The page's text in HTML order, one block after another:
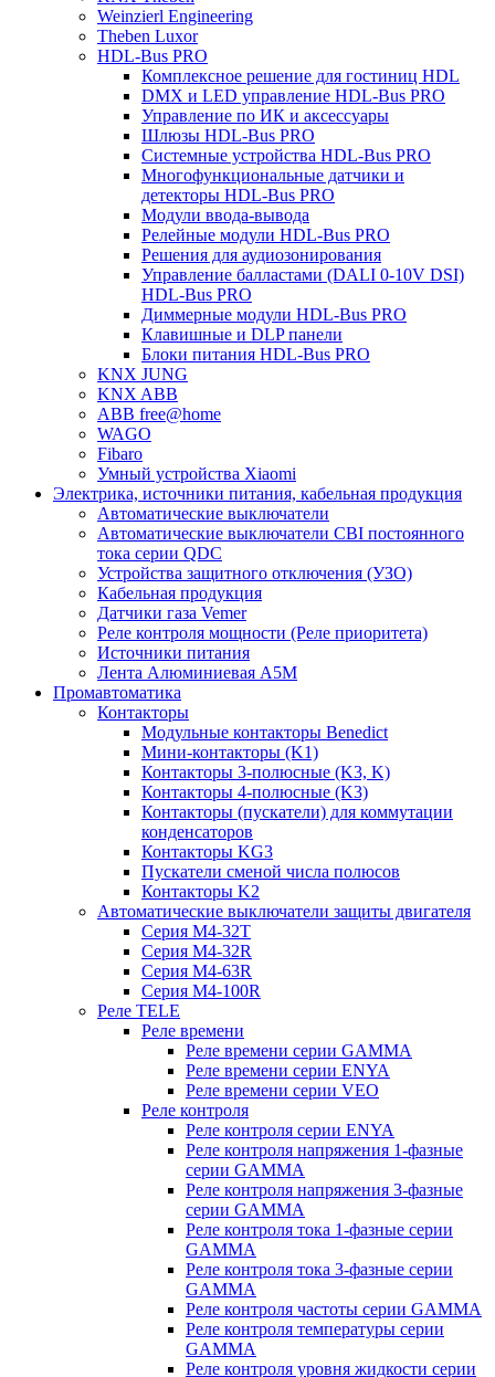
Weinzierl Engineering
Theben Luxor
HDL-Bus PRO
Комплексное решение для гостиниц HDL
DMX и LED управление HDL-Bus PRO
Управление по ИК и аксессуары
Шлюзы HDL-Bus PRO
Системные устройства HDL-Bus PRO
Многофункциональные датчики и
детекторы HDL-Bus PRO
Модули ввода-вывода
Релейные модули HDL-Bus PRO
Решения для аудиозонирования
Управление балластами (DALI 0-10V DSI)
HDL-Bus PRO
Диммерные модули HDL-Bus PRO
Клавишные и DLP панели
Блоки питания HDL-Bus PRO
KNX JUNG
KNX ABB
ABB free@home
WAGO
Fibaro
Умный устройства Xiaomi
Электрика, источники питания, кабельная продукция
Автоматические выключатели
Автоматические выключатели CBI постоянного
тока серии QDC
Устройства защитного отключения (УЗО)
Кабельная продукция
Датчики газа Vemer
Реле контроля мощности (Реле приоритета)
Источники питания
Лента Алюминиевая А5М
Промавтоматика
Контакторы
Модульные контакторы Benedict
Мини-контакторы (K1)
Контакторы 3-полюсные (K3, K)
Контакторы 4-полюсные (K3)
Контакторы (пускатели) для коммутации
конденсаторов
Контакторы KG3
Пускатели сменой числа полюсов
Контакторы K2
Автоматические выключатели защиты двигателя
Серия M4-32T
Серия M4-32R
Серия M4-63R
Серия M4-100R
Реле TELE
Реле времени
Реле времени серии GAMMA
Реле времени серии ENYA
Реле времени серии VEO
Реле контроля
Реле контроля серии ENYA
Реле контроля напряжения 1-фазные
серии GAMMA
Реле контроля напряжения 3-фазные
серии GAMMA
Реле контроля тока 1-фазные серии
GAMMA
Реле контроля тока 3-фазные серии
GAMMA
Реле контроля частоты серии GAMMA
Реле контроля температуры серии
GAMMA
Реле контроля уровня жидкости серии